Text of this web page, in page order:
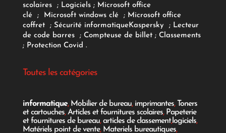
scolaires; Logiciels ; Microsoft office
clé
; Microsoft windows clé; Microsoft office
coffret ; Sécurité informatiqueKaspersky ; Lecteur
de code barres
; Compteuse de billet; Classements
; Protection Covid .
Toutes les catégories
informatique, Mobilier de bureau, imprimantes, Toners
et cartouches,Articles et fournitures scolaires, Papeterie
et fournitures de bureau,articles de classement,logiciels,
Matériels point de vente, Materiels bureautiques,